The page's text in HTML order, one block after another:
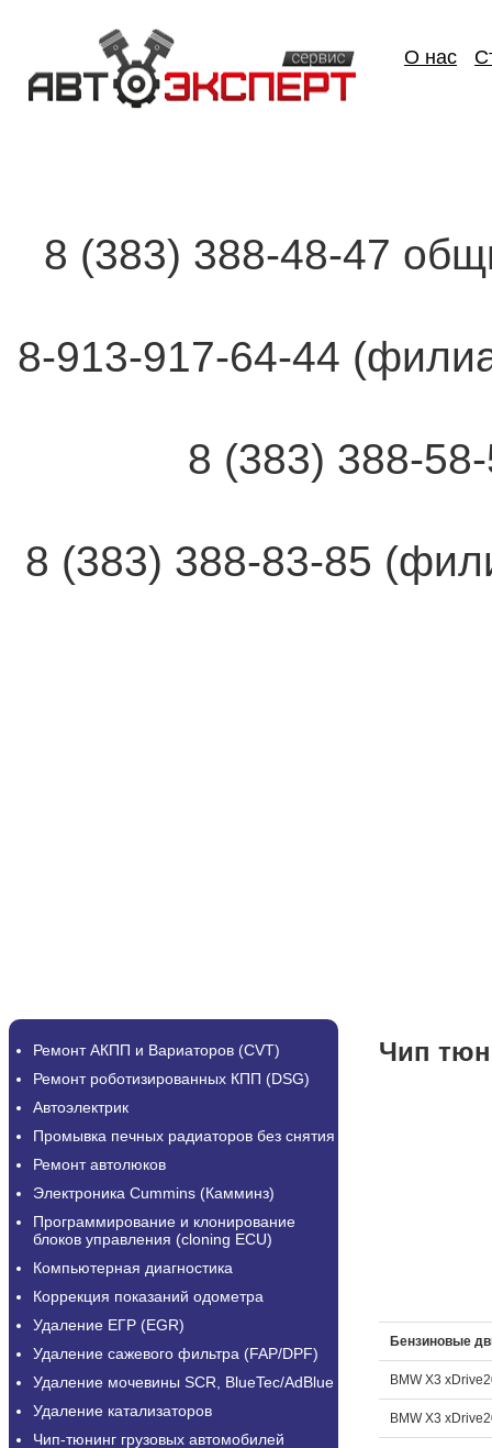
О нас
8 (383) 388-48-47
8-913-917-64-44
8 (383) 388-
8 (383) 388-83-85
Ремонт АКПП и Вариаторов (CVT)
Ремонт роботизированных КПП (DSG)
Автоэлектрик
Промывка печных радиаторов без снятия
Ремонт автолюков
Электроника Cummins (Камминз)
Программирование и клонирование
блоков управления (cloning ECU)
Компьютерная диагностика
Коррекция показаний одометра
Удаление ЕГР (EGR)
Удаление сажевого фильтра (FAP/DPF)
Удаление мочевины SCR, BlueTec/AdBlue
Удаление катализаторов
Чип-тюнинг грузовых автомобилей
Чип
Бензиновые
BMW X3
BMW X3